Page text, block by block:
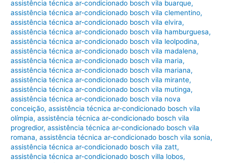
assistência técnica ar-condicionado bosch vila buarque,
assistência técnica ar-condicionado bosch vila clementino,
assistência técnica ar-condicionado bosch vila elvira,
assistência técnica ar-condicionado bosch vila hamburguesa,
assistência técnica ar-condicionado bosch vila leolpodina,
assistência técnica ar-condicionado bosch vila madalena,
assistência técnica ar-condicionado bosch vila maria,
assistência técnica ar-condicionado bosch vila mariana,
assistência técnica ar-condicionado bosch vila mirante,
assistência técnica ar-condicionado bosch vila mutinga,
assistência técnica ar-condicionado bosch vila nova
conceição,assistência técnica ar-condicionado bosch vila
olímpia,assistência técnica ar-condicionado bosch vila
progredior,assistência técnica ar-condicionado bosch vila
romana,assistência técnica ar-condicionado bosch vila sonia,
assistência técnica ar-condicionado bosch vila zatt,
assistência técnica ar-condicionado bosch villa lobos,